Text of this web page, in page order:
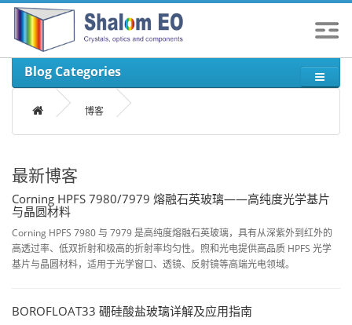
Blog Categories
博客
最新博客
Corning HPFS 7980/7979 熔融石英玻璃——高纯度光学基片
与晶圆材料
Corning HPFS 7980 与 7979 是高纯度熔融石英玻璃，具有从深紫外到红外的
高透过率、低双折射和极高的折射率均匀性。煦和光电提供高品质 HPFS 光学
基片与晶圆材料，适用于光学窗口、透镜、反射镜等高端光电领域。
BOROFLOAT33 硼硅酸盐玻璃详解及应用指南